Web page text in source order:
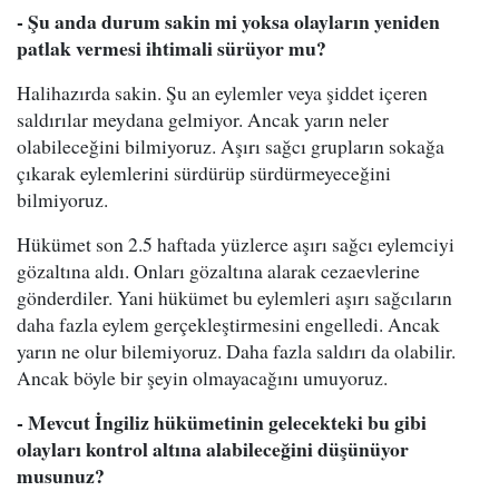
- Şu anda durum sakin mi yoksa olayların yeniden
patlak vermesi ihtimali sürüyor mu?
Halihazırda sakin. Şu an eylemler veya şiddet içeren
saldırılar meydana gelmiyor. Ancak yarın neler
olabileceğini bilmiyoruz. Aşırı sağcı grupların sokağa
çıkarak eylemlerini sürdürüp sürdürmeyeceğini
bilmiyoruz.
Hükümet son 2.5 haftada yüzlerce aşırı sağcı eylemciyi
gözaltına aldı. Onları gözaltına alarak cezaevlerine
gönderdiler. Yani hükümet bu eylemleri aşırı sağcıların
daha fazla eylem gerçekleştirmesini engelledi. Ancak
yarın ne olur bilemiyoruz. Daha fazla saldırı da olabilir.
Ancak böyle bir şeyin olmayacağını umuyoruz.
- Mevcut İngiliz hükümetinin gelecekteki bu gibi
olayları kontrol altına alabileceğini düşünüyor
musunuz?